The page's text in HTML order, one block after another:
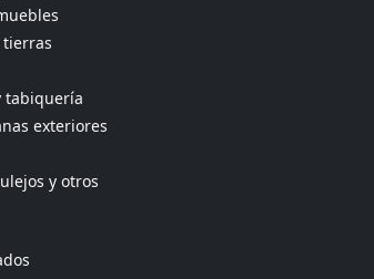
tabiquería
exteriores
y otros